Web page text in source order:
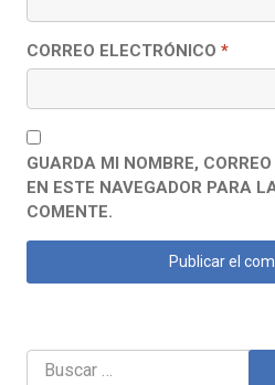
CORREO ELECTRÓNICO *
GUARDA MI NOMBRE,
EN ESTE NAVEGADOR PARA
COMENTE.
Buscar: